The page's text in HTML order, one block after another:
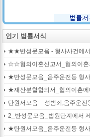
인기 법률서식
★재산분할합의서_협의이혼
2_반성문모음_법원단계에서